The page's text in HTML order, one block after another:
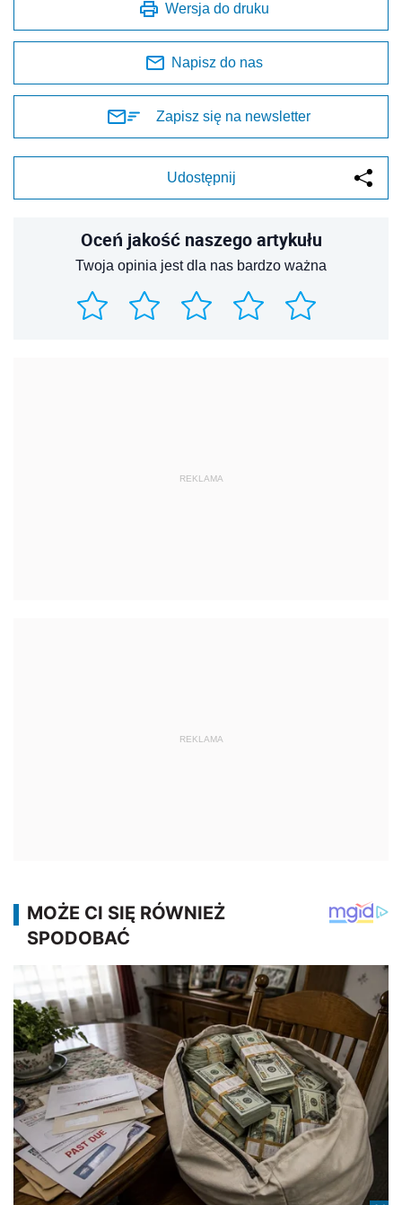
Wersja do druku
Napisz do nas
Zapisz się na newsletter
Udostępnij
Oceń jakość naszego artykułu
Twoja opinia jest dla nas bardzo ważna
REKLAMA
REKLAMA